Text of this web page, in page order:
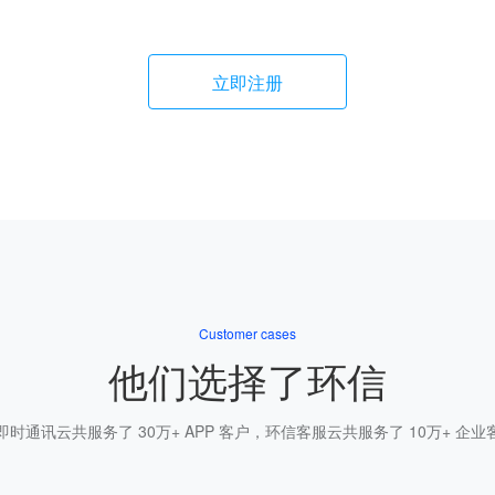
立即注册
Customer cases
他们选择了环信
时通讯云共服务了 30万+ APP 客户，环信客服云共服务了 10万+ 企业